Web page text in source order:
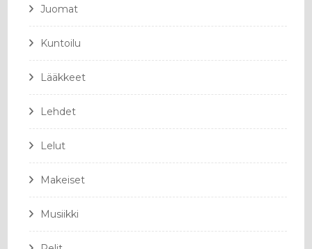
Juomat
Kuntoilu
Lääkkeet
Lehdet
Lelut
Makeiset
Musiikki